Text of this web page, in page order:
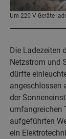
Um 220 V-Geräte
Die Ladezeiten
Netzstrom und
dürfte
angeschlossen
der
umfangreichen
aufgeführten
ein